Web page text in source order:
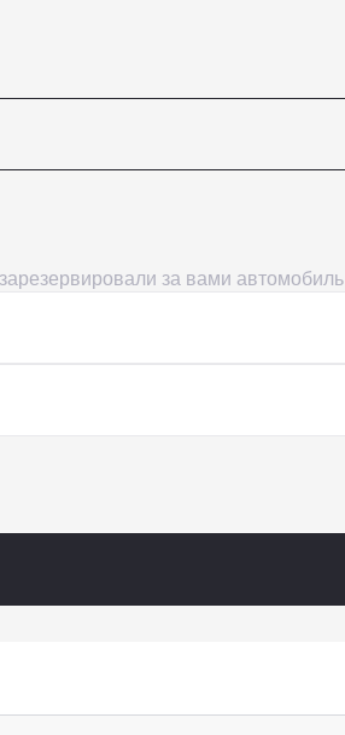
за вами автомобиль